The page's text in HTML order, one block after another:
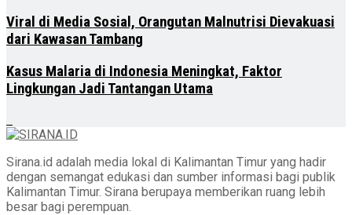
Viral di Media Sosial, Orangutan Malnutrisi Dievakuasi
dari Kawasan Tambang
Kasus Malaria di Indonesia Meningkat, Faktor
Lingkungan Jadi Tantangan Utama
Sirana.id adalah media lokal di Kalimantan Timur yang hadir
dengan semangat edukasi dan sumber informasi bagi publik
Kalimantan Timur. Sirana berupaya memberikan ruang lebih
besar bagi perempuan.